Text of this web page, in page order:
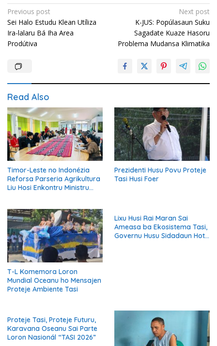
Post
navigation
Previous post
Sei Halo Estudu Klean Utíliza
Ira-lalaru Bá Iha Area
Prodútiva
Next post
K-JUS: Popúlasaun Suku
Sagadate Kuaze Hasoru
Problema Mudansa Klimatika
Read Also
Timor-Leste no Indonézia
Reforsa Parseria Agrikultura
Liu Hosi Enkontru Ministru
Prezidenti Husu Povu Proteje
Tasi Husi Foer
T-L Komemora Loron
Mundial Oceanu ho Mensajen
Proteje Ambiente Tasi
Lixu Husi Rai Maran Sai
Ameasa ba Ekosistema Tasi,
Governu Husu Sidadaun Hotu
Proteje Tasi, Proteje Futuru,
Karavana Oseanu Sai Parte
Loron Nasionál “TASI 2026”